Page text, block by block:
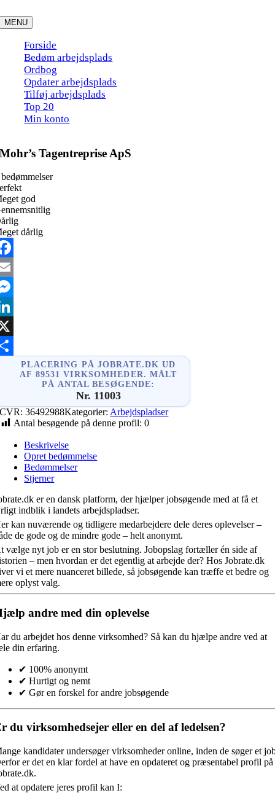
to
content
MENU
Forside
Bedøm arbejdsplads
Ordbog
Opdater arbejdsplads
Tilføj arbejdsplads
Top 20
Min konto
Mohr’s Tagentreprise ApS
god
dårlig
PLACERING PÅ JOBRATE.DK UD
AF 89531 VIRKSOMHEDER. MÅLT
PÅ ANTAL BESØGENDE:
Nr. 11003
CVR:36492988Kategorier: Arbejdspladser
Antal besøgende på denne profil: 0
Beskrivelse
Opret bedømmelse
Bedømmelser
Stjerner
er en dansk platform, der hjælper jobsøgende med at få et
indblik i landets arbejdspladser.
kan nuværende og tidligere medarbejdere dele deres oplevelser –
de gode og de mindre gode – helt anonymt.
vælge nyt job er en stor beslutning. Jobopslag fortæller én side af
– men hvordan er det egentlig at arbejde der? Hos Jobrate.dk
vi et mere nuanceret billede, så jobsøgende kan træffe et bedre og
oplyst valg.
andre med din oplevelse
du arbejdet hos denne virksomhed? Så kan du hjælpe andre ved at
din erfaring.
✔ 100% anonymt
✔ Hurtigt og nemt
✔ Gør en forskel for andre jobsøgende
du virksomhedsejer eller en del af ledelsen?
kandidater undersøger virksomheder online, inden de søger et
er det en klar fordel at have en opdateret og præsentabel profil på
at opdatere jeres profil kan I: